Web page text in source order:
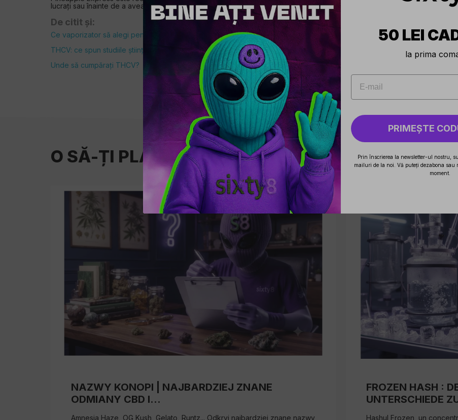
lucrați sau înainte de a avea grijă de copii. Nu este recomandat femeilor însărcinate sau persoanelor care suferă de
De citit și:
Ce vaporizator să alegi pentru CBD?
THCV: ce spun studiile științifice?
Unde să cumpărați THCV?
O SĂ-ȚI PLACĂ ȘI ⚡
NAZWY KONOPI | NAJBARDZIEJ ZNANE
ODMIANY CBD I...
Amnesia Haze, OG Kush, Gelato, Runtz... Odkryj najbardziej znane nazwy
FROZEN HASH :
UNTERSCHIEDE
Hashul Frozen, un
50 LEI
la prima
PRIMEȘTE
Prin înscrierea la newsletter-ul nostru,
mailuri de la noi. Vă puteți dezabona sau
moment.